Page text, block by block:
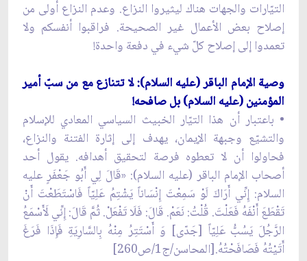
التيّارات والجهات هناك ليثيروا النزاع. وعدم النزاع أولى من
إصلاح بعض الأعمال غير الصحيحة. فراقبوا أنفسكم ولا
تعمدوا إلى إصلاح كلّ شيء في دفعة واحدة!
وصية الإمام الباقر (عليه السلام): لا تتنازع مع من سبّ أمير
المؤمنين (عليه السلام) بل صافحه!
• باعتبار أن هذا التيّار الخبيث السياسي المعادي للإسلام
والتشيّع وجبهة الإيمان، يهدف إلى إثارة الفتنة والنزاع،
فحاولوا أن لا تعطوه فرصة لتحقيق أهدافه. يقول أحد
أصحاب الإمام الباقر (عليه السلام): «قَالَ لِي أَبُو جَعْفَرٍ عليه
السلام: إِنِّي أَرَاكَ لَوْ سَمِعْتَ إِنْسَاناً یَشْتِمُ عَلِیّاً فَاسْتَطَعْتَ أَنْ
تَقْطَعَ أَنْفَهُ فَعَلْتَ. قُلْتُ: نَعَمْ. قَالَ: فَلَا تَفْعَلْ. ثُمَّ قَالَ: إِنِّي لَأَسْمَعُ
الرَّجُلَ یَسُبُّ عَلِیّاً [جَدّی] وَ أَسْتَتِرُ مِنْهُ بِالسَّارِیَةِ فَإِذَا فَرَغَ
أَتَیْتُهُ فَصَافَحْتُهُ.[المحاسن/ج1/ص260]